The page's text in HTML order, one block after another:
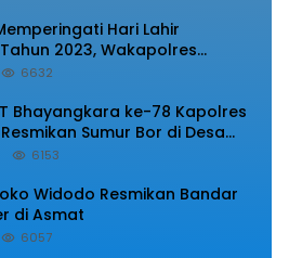
Hari Lahir
2023, Wakapolres
Bacakan Amanat Kepala
6632
Bhayangkara ke-78 Kapolres
Sumur Bor di Desa
6153
Widodo Resmikan Bandar
di Asmat
6057